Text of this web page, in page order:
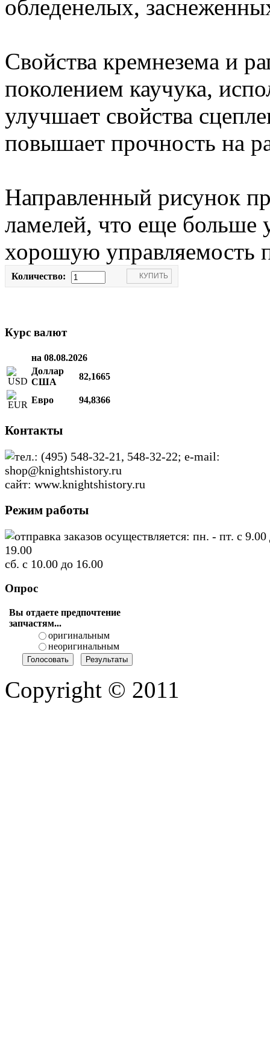
обледенелых,
Свойства кремнезема и
поколением каучука,
улучшает свойства
повышает прочность на
Направленный рисунок
ламелей, что еще больше
хорошую управляемость
Количество:
Курс валют
на 08.08.2026
Доллар
США
82,1665
Евро 94,8366
Контакты
тел.: (495) 548-32-21, 548-32-22; e-mail:
shop@knightshistory.ru
сайт: www.knightshistory.ru
Режим работы
отправка заказов осуществляется: пн. - пт. с 9.00
19.00
сб. с 10.00 до 16.00
Опрос
Вы отдаете предпочтение
запчастям...
оригинальным
неоригинальным
Copyright © 2011